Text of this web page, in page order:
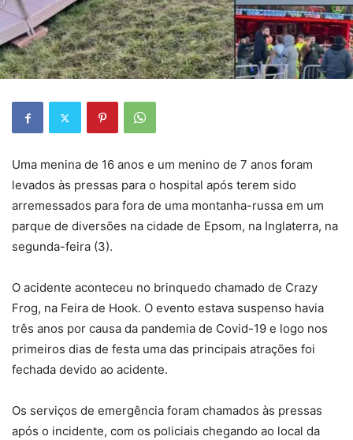
Uma menina de 16 anos e um menino de 7 anos foram
levados às pressas para o hospital após terem sido
arremessados para fora de uma montanha-russa em um
parque de diversões na cidade de Epsom, na Inglaterra, na
segunda-feira (3).
O acidente aconteceu no brinquedo chamado de Crazy
Frog, na Feira de Hook. O evento estava suspenso havia
três anos por causa da pandemia de Covid-19 e logo nos
primeiros dias de festa uma das principais atrações foi
fechada devido ao acidente.
Os serviços de emergência foram chamados às pressas
após o incidente, com os policiais chegando ao local da